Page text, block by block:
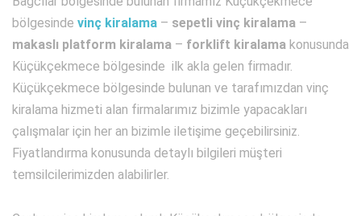
bölgesinde vinç kiralama – sepetli vinç kiralama –
makaslı platform kiralama – forklift kiralama konusunda
Küçükçekmece bölgesinde ilk akla gelen firmadır.
Küçükçekmece bölgesinde bulunan ve tarafımızdan vinç
kiralama hizmeti alan firmalarımız bizimle yapacakları
çalışmalar için her an bizimle iletişime geçebilirsiniz.
Fiyatlandırma konusunda detaylı bilgileri müşteri
temsilcilerimizden alabilirler.